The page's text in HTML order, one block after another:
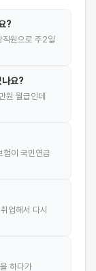
?
원으로 주2일
나요?
원 월급인데
이 국민연금
업해서 다시
하다가